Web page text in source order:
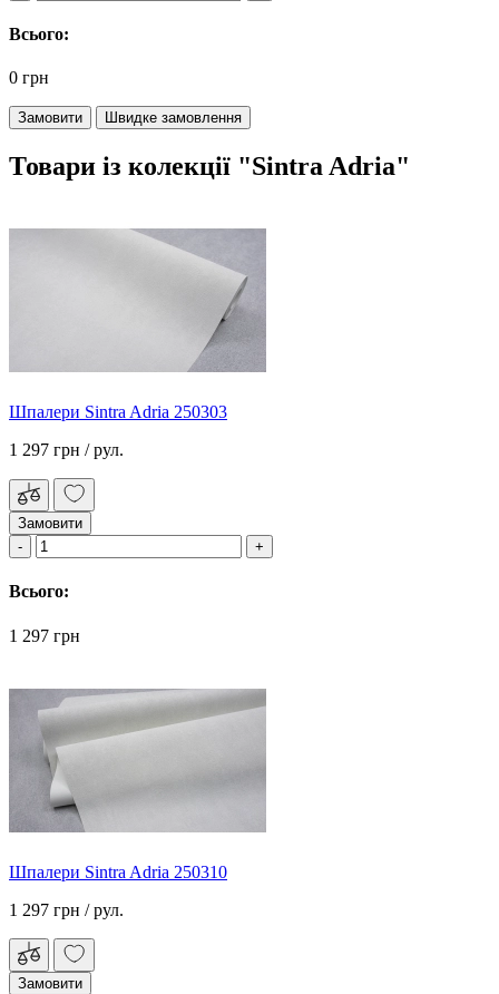
Всього:
0 грн
Замовити Швидке замовлення
Товари із колекції "Sintra Adria"
Шпалери Sintra Adria 250303
1 297 грн / рул.
Замовити
Всього:
1 297 грн
Шпалери Sintra Adria 250310
1 297 грн / рул.
Замовити